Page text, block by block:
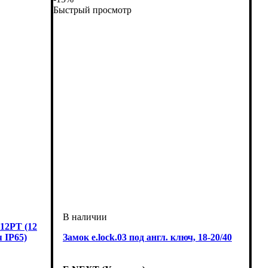
(12
IP65)
Быстрый просмотр
Замок e.lock.03 под англ. ключ, 18-20/40